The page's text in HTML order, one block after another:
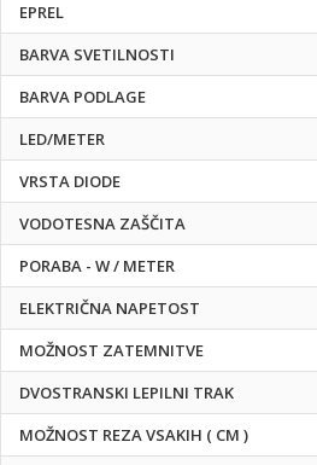
EPREL
BARVA SVETILNOSTI
BARVA PODLAGE
LED/METER
VRSTA DIODE
VODOTESNA ZAŠČITA
PORABA - W / METER
ELEKTRIČNA NAPETOST
MOŽNOST ZATEMNITVE
DVOSTRANSKI LEPILNI TRAK
MOŽNOST REZA VSAKIH ( CM )